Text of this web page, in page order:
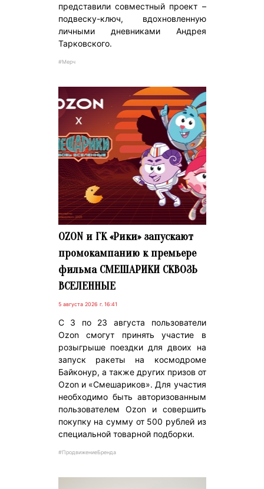
представили совместный проект –
подвеску-ключ, вдохновленную
личными дневниками Андрея
Тарковского.
#Мерч
OZON и ГК «Рики» запускают
промокампанию к премьере
фильма СМЕШАРИКИ СКВОЗЬ
ВСЕЛЕННЫЕ
5 августа 2026 г. 16:41
С 3 по 23 августа пользователи
Ozon смогут принять участие в
розыгрыше поездки для двоих на
запуск ракеты на космодроме
Байконур, а также других призов от
Ozon и «Смешариков». Для участия
необходимо быть авторизованным
пользователем Ozon и совершить
покупку на сумму от 500 рублей из
специальной товарной подборки.
#ПродвижениеБренда